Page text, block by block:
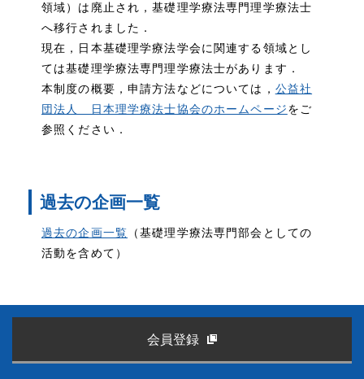
領域）は廃止され，基礎理学療法専門理学療法士
へ移行されました．
現在， 日本基礎理学療法学会に関連する領域とし
ては基礎理学療法専門理学療法士があります．
本制度の概要，申請方法などについては， 公益社
団法人 日本理学療法士協会のホームページをご
参照ください．
過去の企画一覧
過去の企画一覧 （基礎理学療法専門部会としての
活動を含めて）
会員登録